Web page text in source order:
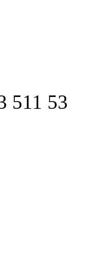
511 53